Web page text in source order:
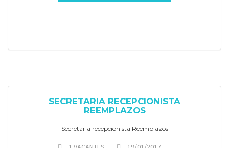
SECRETARIA RECEPCIONISTA
REEMPLAZOS
Secretaria recepcionista Reemplazos